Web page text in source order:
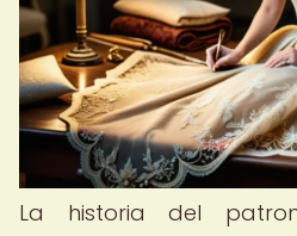
La historia del